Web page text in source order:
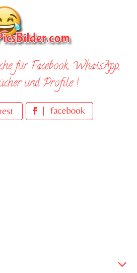
für Facebook, WhatsApp,
und Profile !